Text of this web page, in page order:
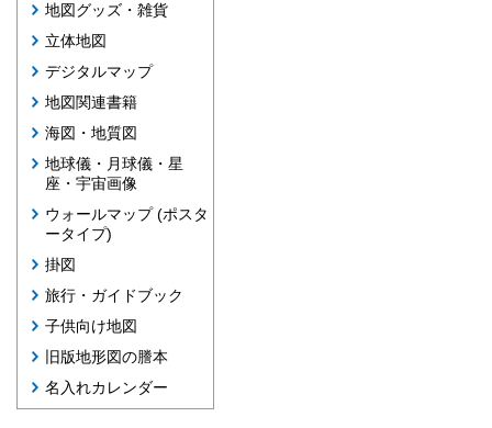
地図グッズ・雑貨
立体地図
デジタルマップ
地図関連書籍
海図・地質図
地球儀・月球儀・星
座・宇宙画像
ウォールマップ (ポスタ
ータイプ)
掛図
旅行・ガイドブック
子供向け地図
旧版地形図の謄本
名入れカレンダー